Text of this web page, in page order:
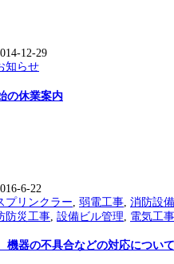
12-29
知らせ
の休業案内
6-22
プリンクラー 弱電工事 消防設
防災工事 設備ビル管理 電気工事
機器の不具合などの対応について